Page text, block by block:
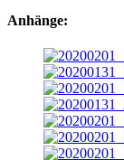
Anhänge: